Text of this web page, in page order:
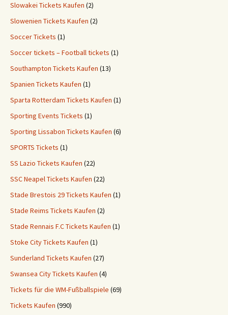
Slowakei Tickets Kaufen (2)
Slowenien Tickets Kaufen (2)
Soccer Tickets (1)
Soccer tickets – Football tickets (1)
Southampton Tickets Kaufen (13)
Spanien Tickets Kaufen (1)
Sparta Rotterdam Tickets Kaufen (1)
Sporting Events Tickets (1)
Sporting Lissabon Tickets Kaufen (6)
SPORTS Tickets (1)
SS Lazio Tickets Kaufen (22)
SSC Neapel Tickets Kaufen (22)
Stade Brestois 29 Tickets Kaufen (1)
Stade Reims Tickets Kaufen (2)
Stade Rennais F.C Tickets Kaufen (1)
Stoke City Tickets Kaufen (1)
Sunderland Tickets Kaufen (27)
Swansea City Tickets Kaufen (4)
Tickets für die WM-Fußballspiele (69)
Tickets Kaufen (990)